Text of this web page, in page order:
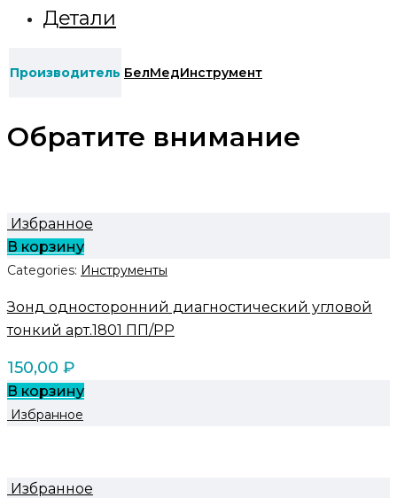
Детали
Производитель БелМедИнструмент
Обратите внимание
Избранное
В корзину
Categories: Инструменты
Зонд односторонний диагностический угловой
тонкий арт.1801 ПП/PP
150,00 ₽
В корзину
Избранное
Избранное